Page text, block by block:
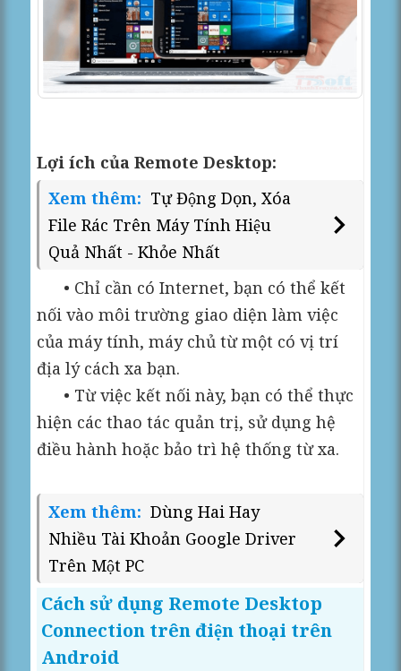
Lợi ích của Remote Desktop:
Xem thêm: Tự Động Dọn, Xóa
File Rác Trên Máy Tính Hiệu
Quả Nhất - Khỏe Nhất
• Chỉ cần có Internet, bạn có thể kết
nối vào môi trường giao diện làm việc
của máy tính, máy chủ từ một có vị trí
địa lý cách xa bạn.
• Từ việc kết nối này, bạn có thể thực
hiện các thao tác quản trị, sử dụng hệ
điều hành hoặc bảo trì hệ thống từ xa.
Xem thêm: Dùng Hai Hay
Nhiều Tài Khoản Google Driver
Trên Một PC
Cách sử dụng Remote Desktop
Connection trên điện thoại trên
Android